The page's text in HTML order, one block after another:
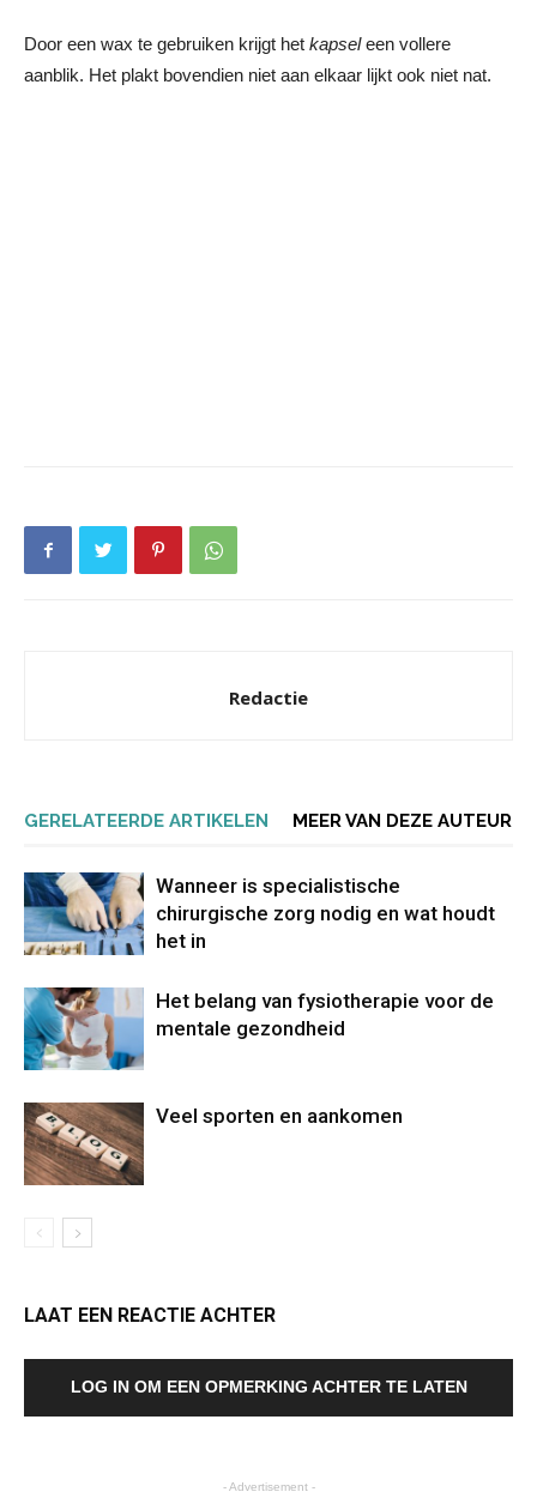
Door een wax te gebruiken krijgt het kapseleen vollere
aanblik. Het plakt bovendien niet aan elkaar lijkt ook niet nat.
Redactie
GERELATEERDE ARTIKELEN MEER VAN DEZE AUTEUR
Wanneer is specialistische
chirurgische zorg nodig en wat houdt
het in
Het belang van fysiotherapie voor de
mentale gezondheid
Veel sporten en aankomen
LAAT EEN REACTIE ACHTER
LOG IN OM EEN OPMERKING ACHTER TE LATEN
- Advertisement -